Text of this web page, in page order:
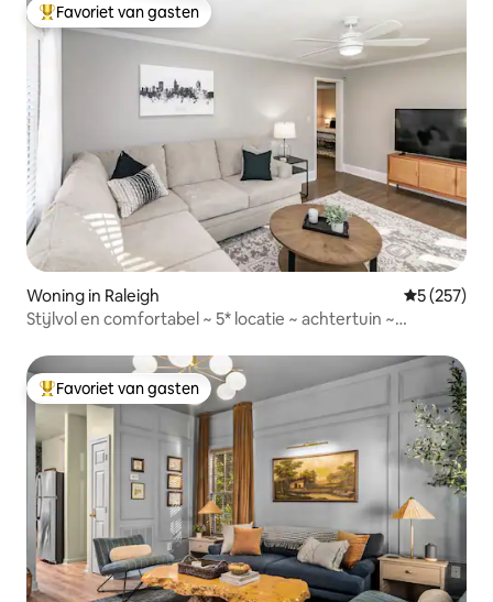
Topfavoriet van gasten
Favoriet van gasten
Woning in Raleigh
5 (257)
Stijlvol en comfortabel ~ 5* locatie ~ achtertuin ~
Topfavoriet van gasten
Favoriet van gasten